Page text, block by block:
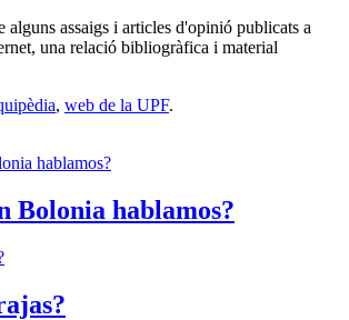
alguns assaigs i articles d'opinió publicats a
una relació bibliogràfica i material
, web de la UPF.
Bolonia hablamos?